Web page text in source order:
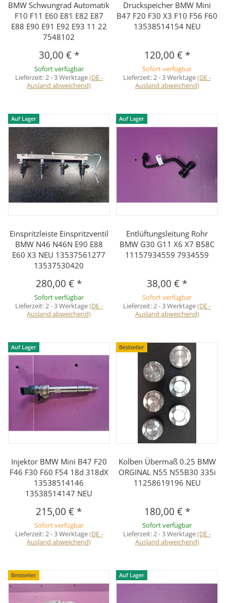
BMW Schwungrad Automatik
F10 F11 E60 E81 E82 E87
E88 E90 E91 E92 E93 11 22
7548102
30,00 € *
Sofort verfügbar
Lieferzeit:2 - 3 Werktage(DE -
Ausland abweichend)
Druckspeicher BMW Mini
B47 F20 F30 X3 F10 F56 F60
13538514154 NEU
120,00 € *
Sofort verfügbar
Lieferzeit:2 - 3 Werktage(DE -
Ausland abweichend)
Auf Lager
Einspritzleiste Einspritzventil
BMW N46 N46N E90 E88
E60 X3 NEU 13537561277
13537530420
280,00 € *
Sofort verfügbar
Lieferzeit:2 - 3 Werktage(DE -
Ausland abweichend)
Auf Lager
Entlüftungsleitung Rohr
BMW G30 G11 X6 X7 B58C
11157934559 7934559
38,00 € *
Sofort verfügbar
Lieferzeit:2 - 3 Werktage(DE -
Ausland abweichend)
Auf Lager
Injektor BMW Mini B47 F20
F46 F30 F60 F54 18d 318dX
13538514146
13538514147 NEU
215,00 € *
Sofort verfügbar
Lieferzeit:2 - 3 Werktage(DE -
Ausland abweichend)
Bestseller
Kolben Übermaß 0.25 BMW
ORGINAL N55 N55B30 335i
11258619196 NEU
180,00 € *
Sofort verfügbar
Lieferzeit:2 - 3 Werktage(DE -
Ausland abweichend)
Bestseller Auf Lager